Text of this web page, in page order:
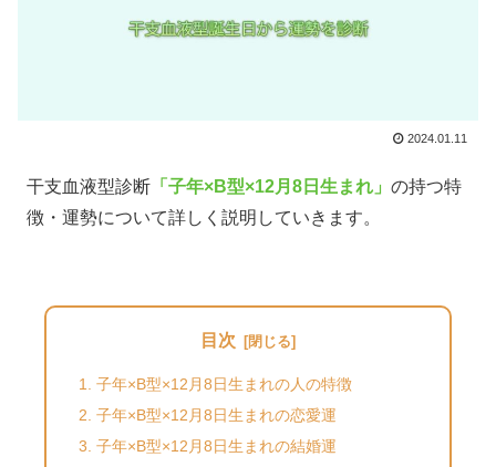
2024.01.11
干支血液型診断 「子年×B型×12月8日生まれ」 の持つ特
徴・運勢について詳しく説明していきます。
目次
子年×B型×12月8日生まれの人の特徴
子年×B型×12月8日生まれの恋愛運
子年×B型×12月8日生まれの結婚運